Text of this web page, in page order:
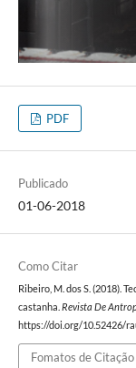
PDF
Publicado
01-06-2018
Como Citar
Ribeiro, M. dos S. (2018).
castanha. Revista De
https://doi.org/10.52426/
Fomatos de Citação